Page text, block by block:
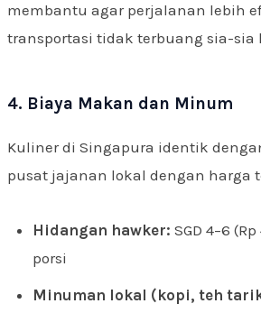
membantu agar perjalanan lebih
transportasi tidak terbuang sia-sia
4. Biaya Makan dan Minum
Kuliner di Singapura identik
pusat jajanan lokal dengan harga
Hidangan hawker: SGD 4–6
porsi
Minuman lokal (kopi, teh